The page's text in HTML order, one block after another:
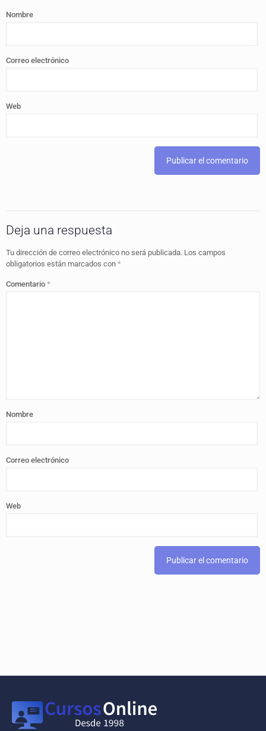
Nombre
Correo electrónico
Web
Deja una respuesta
Tu dirección de correo electrónico no será publicada. Los campos
obligatorios están marcados con *
Comentario *
Nombre
Correo electrónico
Web